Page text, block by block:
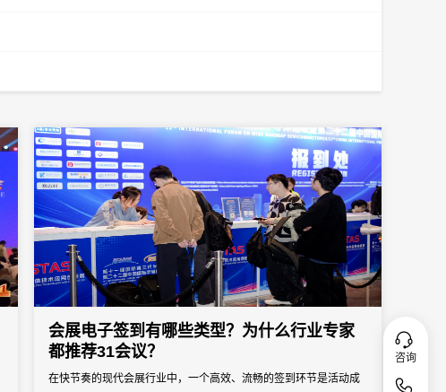
会展电子签到有哪些类型？为什么行业专家
都推荐31会议？
在快节奏的现代会展行业中，一个高效、流畅的签到环节是活动成
咨询